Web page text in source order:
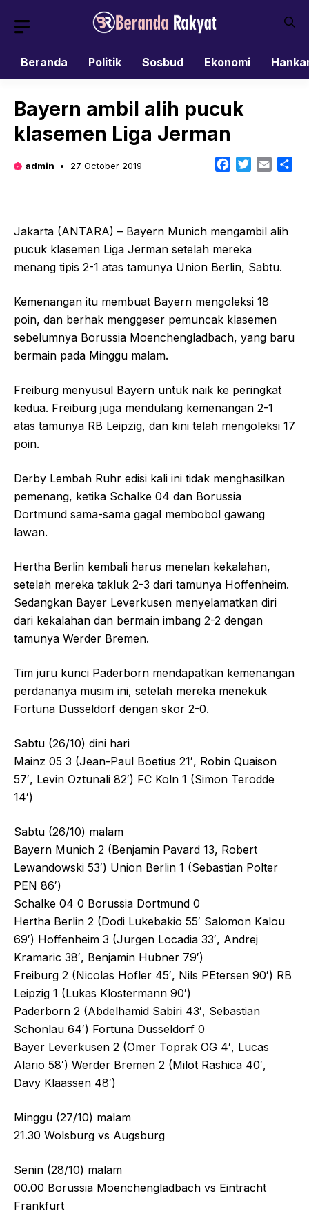
Beranda
Politik Sosbud Ekonomi
Bayern ambil alih pucuk
klasemen Liga Jerman
admin 27 October 2019 Facebook
TwitterEmail
Jakarta (ANTARA) – Bayern Munich mengambil alih
pucuk klasemen Liga Jerman setelah mereka
menang tipis 2-1 atas tamunya Union Berlin, Sabtu.
Kemenangan itu membuat Bayern mengoleksi 18
poin, dan berhak menggeser pemuncak klasemen
sebelumnya Borussia Moenchengladbach, yang baru
bermain pada Minggu malam.
Freiburg menyusul Bayern untuk naik ke peringkat
kedua. Freiburg juga mendulang kemenangan 2-1
atas tamunya RB Leipzig, dan kini telah mengoleksi 17
poin.
Derby Lembah Ruhr edisi kali ini tidak menghasilkan
pemenang, ketika Schalke 04 dan Borussia
Dortmund sama-sama gagal membobol gawang
lawan.
Hertha Berlin kembali harus menelan kekalahan,
setelah mereka takluk 2-3 dari tamunya Hoffenheim.
Sedangkan Bayer Leverkusen menyelamatkan diri
dari kekalahan dan bermain imbang 2-2 dengan
tamunya Werder Bremen.
Tim juru kunci Paderborn mendapatkan kemenangan
perdananya musim ini, setelah mereka menekuk
Fortuna Dusseldorf dengan skor 2-0.
Sabtu (26/10) dini hari
Mainz 05 3 (Jean-Paul Boetius 21′, Robin Quaison
57′, Levin Oztunali 82′) FC Koln 1 (Simon Terodde
14′)
Sabtu (26/10) malam
Bayern Munich 2 (Benjamin Pavard 13, Robert
Lewandowski 53′) Union Berlin 1 (Sebastian Polter
PEN 86′)
Schalke 04 0 Borussia Dortmund 0
Hertha Berlin 2 (Dodi Lukebakio 55′ Salomon Kalou
69′) Hoffenheim 3 (Jurgen Locadia 33′, Andrej
Kramaric 38′, Benjamin Hubner 79′)
Freiburg 2 (Nicolas Hofler 45′, Nils PEtersen 90′) RB
Leipzig 1 (Lukas Klostermann 90′)
Paderborn 2 (Abdelhamid Sabiri 43′, Sebastian
Schonlau 64′) Fortuna Dusseldorf 0
Bayer Leverkusen 2 (Omer Toprak OG 4′, Lucas
Alario 58′) Werder Bremen 2 (Milot Rashica 40′,
Davy Klaassen 48′)
Minggu (27/10) malam
21.30 Wolsburg vs Augsburg
Senin (28/10) malam
00.00 Borussia Moenchengladbach vs Eintracht
Frankfurt